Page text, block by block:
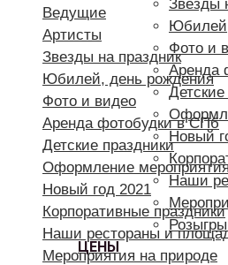
Звезды
Фото и
Аренда
Новый
Наши
ЦЕНЫ
Ведущие
Артисты
Звезды на праздник
Юбилей, день рождения
Фото и видео
Аренда фотобудки в СПб
Детские праздники
Оформление
Новый год 2021
Корпоративные праздники
Наши рестораны и
Мероприятия на природе